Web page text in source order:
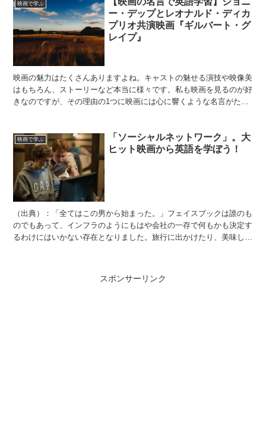
映画で学ぶ
ー・デップとレオナルド・ディカ
プリオ共演映画『ギルバート・グ
レイプ』
映画の魅力はたくさんありますよね。キャストの魅せる演技や映像美
はもちろん、ストーリーなど本当に様々です。私も映画を見るのが好
きなのですが、その理由の1つに映画には心に響くような名言がたく
映画で学ぶ
「ソーシャルネットワーク」。大
ヒット映画から英語を学ぼう！
（出典）：「全てはこの男から始まった。」フェイスブックは誰のも
のでもあって、インフラのようにもはや会社の一存で何もかも決定す
るわけにはいかない存在となりました。旅行に出かけたり、美味しい
スポンサーリンク